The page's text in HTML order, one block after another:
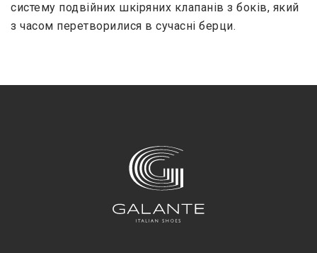
систему подвійних шкіряних клапанів з боків, який
з часом перетворилися в сучасні берци.